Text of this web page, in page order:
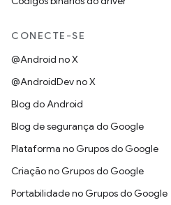
CONECTE-SE
@Android no X
@AndroidDev no X
Blog do Android
Blog de segurança do Google
Plataforma no Grupos do Google
Criação no Grupos do Google
Portabilidade no Grupos do Google